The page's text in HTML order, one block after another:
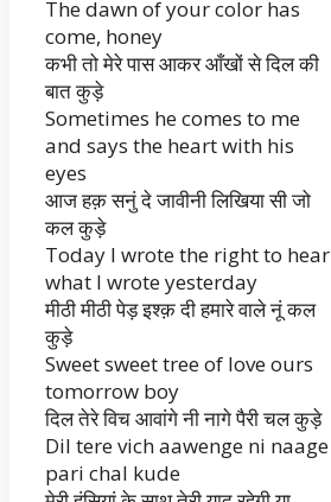
The dawn of your color has
come, honey
कभी तो मेरे पास आकर आँखों से दिल की
बात कुड़े
Sometimes he comes to me
and says the heart with his
eyes
आज हक़ सनुं दे जावीनी लिखिया सी जो
कल कुड़े
Today I wrote the right to hear
what I wrote yesterday
मीठी मीठी पेड़ इश्क़ दी हमारे वाले नूं कल
कुड़े
Sweet sweet tree of love ours
tomorrow boy
दिल तेरे विच आवांगे नी नागे पैरी चल कुड़े
Dil tere vich aawenge ni naage
pari chal kude